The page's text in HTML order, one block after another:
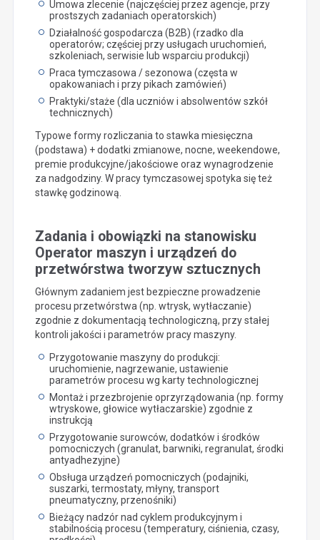
Umowa zlecenie (najczęściej przez agencje, przy
prostszych zadaniach operatorskich)
Działalność gospodarcza (B2B) (rzadko dla
operatorów; częściej przy usługach uruchomień,
szkoleniach, serwisie lub wsparciu produkcji)
Praca tymczasowa / sezonowa (częsta w
opakowaniach i przy pikach zamówień)
Praktyki/staże (dla uczniów i absolwentów szkół
technicznych)
Typowe formy rozliczania to stawka miesięczna
(podstawa) + dodatki zmianowe, nocne, weekendowe,
premie produkcyjne/jakościowe oraz wynagrodzenie
za nadgodziny. W pracy tymczasowej spotyka się też
stawkę godzinową.
Zadania i obowiązki na stanowisku
Operator maszyn i urządzeń do
przetwórstwa tworzyw sztucznych
Głównym zadaniem jest bezpieczne prowadzenie
procesu przetwórstwa (np. wtrysk, wytłaczanie)
zgodnie z dokumentacją technologiczną, przy stałej
kontroli jakości i parametrów pracy maszyny.
Przygotowanie maszyny do produkcji:
uruchomienie, nagrzewanie, ustawienie
parametrów procesu wg karty technologicznej
Montaż i przezbrojenie oprzyrządowania (np. formy
wtryskowe, głowice wytłaczarskie) zgodnie z
instrukcją
Przygotowanie surowców, dodatków i środków
pomocniczych (granulat, barwniki, regranulat, środki
antyadhezyjne)
Obsługa urządzeń pomocniczych (podajniki,
suszarki, termostaty, młyny, transport
pneumatyczny, przenośniki)
Bieżący nadzór nad cyklem produkcyjnym i
stabilnością procesu (temperatury, ciśnienia, czasy,